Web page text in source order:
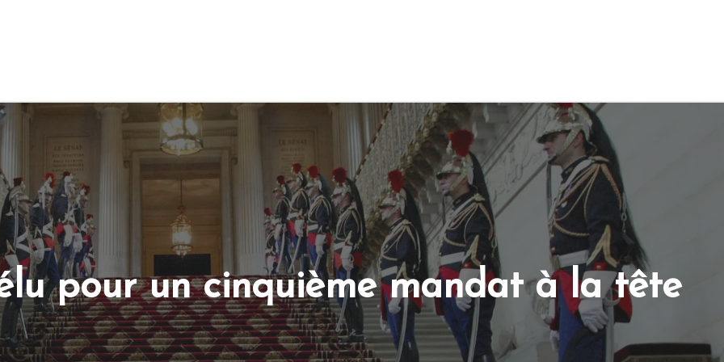
pour un cinquième mandat à la tête